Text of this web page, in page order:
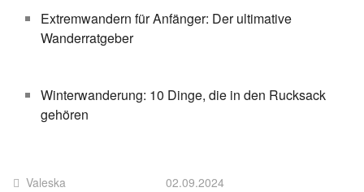
Extremwandern für Anfänger: Der ultimative
Wanderratgeber
Winterwanderung: 10 Dinge, die in den Rucksack
gehören
Valeska
02.09.2024